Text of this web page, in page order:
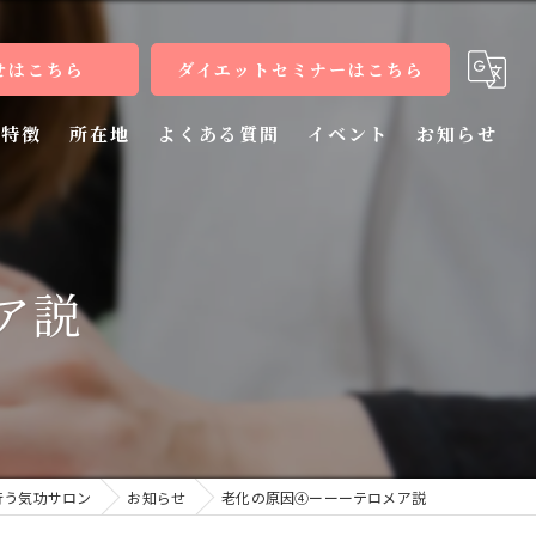
はこちら ダイエットセミナーはこちら
特徴
病気
教室
所在地 よくある質問 イベント お知らせ
説
気功サロン お知らせ 老化の原因④ーーーテロメア説